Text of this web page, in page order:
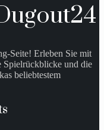
Seite! Erleben Sie mit
Spielrückblicke und die
beliebtestem